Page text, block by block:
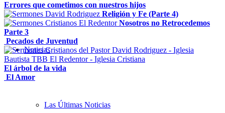
Noticias
Las Últimas Noticias
Errores que cometimos con nuestros hijos
Religión y Fe (Parte 4)
Nosotros no Retrocedemos
Parte 3
Pecados de Juventud
El árbol de la vida
El Amor